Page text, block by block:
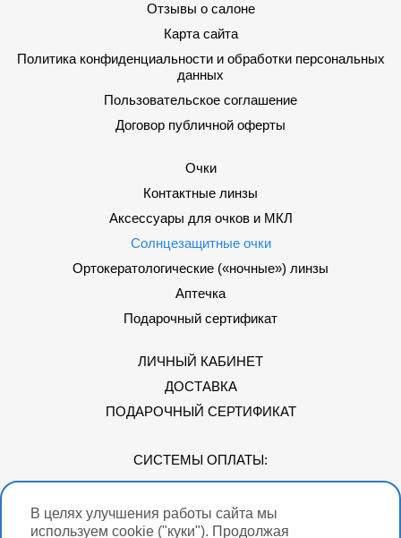
В целях улучшения работы сайта мы
используем cookie ("куки"). Продолжая
Отзывы о салоне
Карта сайта
Политика конфиденциальности и обработки персональных
данных
Пользовательское соглашение
Договор публичной оферты
Очки
Контактные линзы
Аксессуары для очков и МКЛ
Солнцезащитные очки
Ортокератологические («ночные») линзы
Аптечка
Подарочный сертификат
ЛИЧНЫЙ КАБИНЕТ
ДОСТАВКА
ПОДАРОЧНЫЙ СЕРТИФИКАТ
СИСТЕМЫ ОПЛАТЫ:
Мы в соцсетях